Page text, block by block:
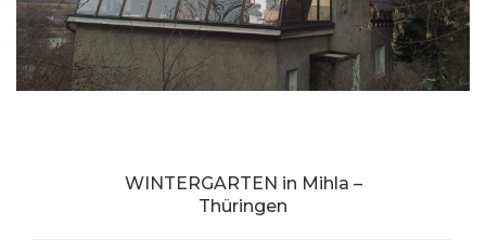
WINTERGARTEN in Mihla –
Thüringen